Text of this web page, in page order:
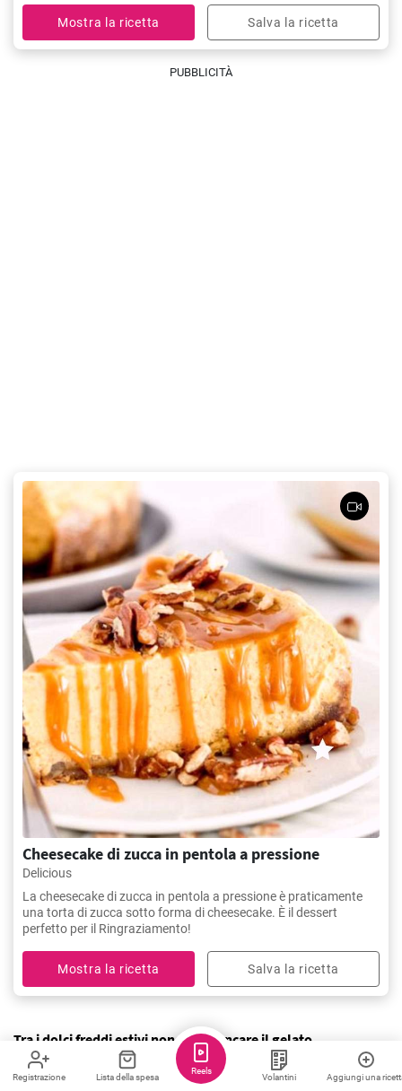
Mostra la ricetta Salva la ricetta
PUBBLICITÀ
Cheesecake di zucca in pentola a pressione
Delicious
La cheesecake di zucca in pentola a pressione è praticamente
una torta di zucca sotto forma di cheesecake. È il dessert
perfetto per il Ringraziamento!
Mostra la ricetta Salva la ricetta
Tra i dolci freddi estivi non può mancare il gelato
Registrazione Lista della spesa Volantini Aggiungi una
Reels